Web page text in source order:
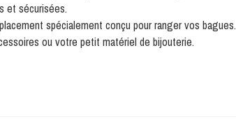
et sécurisées.
spécialement conçu pour ranger vos bagues.
ou votre petit matériel de bijouterie.